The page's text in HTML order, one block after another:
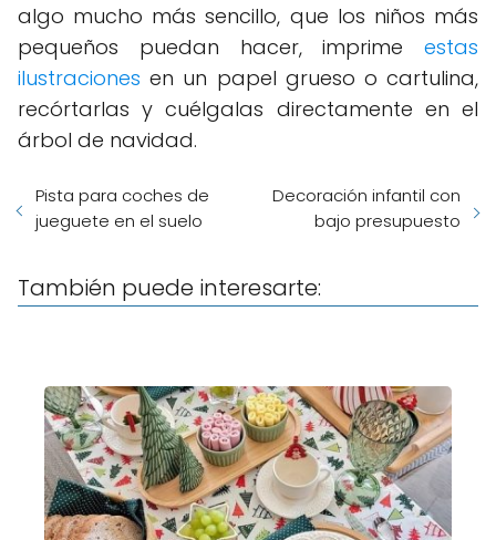
algo mucho más sencillo, que los niños más
pequeños puedan hacer, imprime estas
ilustraciones en un papel grueso o cartulina,
recórtarlas y cuélgalas directamente en el
árbol de navidad.
Pista para coches de
jueguete en el suelo
Decoración infantil con
bajo presupuesto
También puede interesarte: